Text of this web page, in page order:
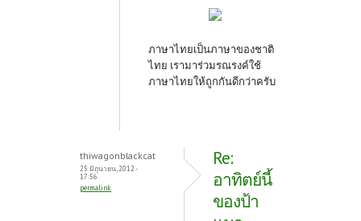
ภาษาไทยเป็นภาษาของชาติ
ไทย เรามาร่วมรณรงค์ใช้
ภาษาไทยให้ถูกกันดีกว่าครับ
thiwagonblackcat
25 มิถุนายน, 2012 -
17:56
permalink
Re:
อาทิตย์นี้
ของป้า